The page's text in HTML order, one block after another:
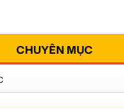
CHUYÊN MỤC